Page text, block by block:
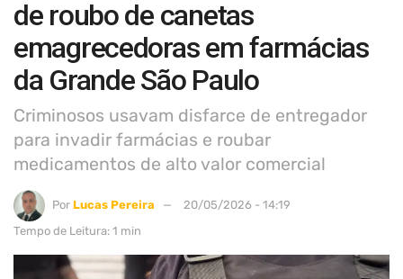
de roubo de canetas
emagrecedoras em farmácias
da Grande São Paulo
Criminosos usavam disfarce de entregador
para invadir farmácias e roubar
medicamentos de alto valor comercial
Por Lucas Pereira
20/05/2026 - 14:19
Tempo de Leitura: 1 min